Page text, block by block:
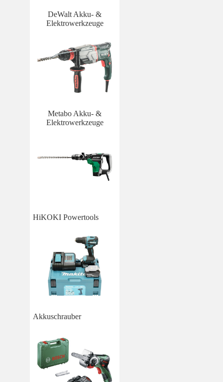
DeWalt Akku- &
Elektrowerkzeuge
Metabo Akku- &
Elektrowerkzeuge
HiKOKI Powertools
Akkuschrauber